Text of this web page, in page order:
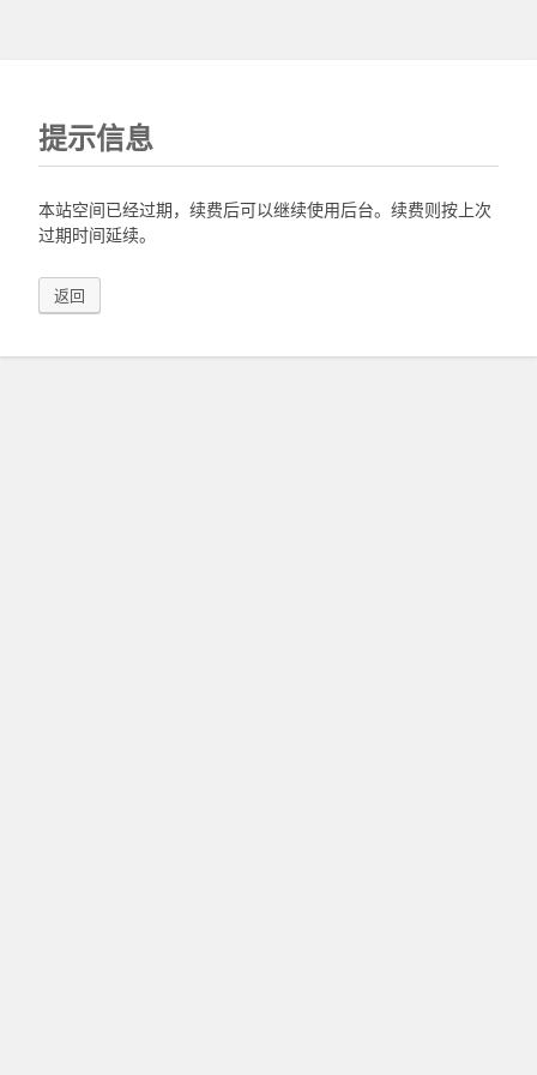
提示信息
本站空间已经过期，续费后可以继续使用后台。续费则按上次
过期时间延续。
返回